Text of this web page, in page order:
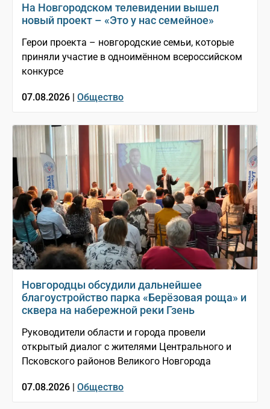
На Новгородском телевидении вышел
новый проект – «Это у нас семейное»
Герои проекта – новгородские семьи, которые
приняли участие в одноимённом всероссийском
конкурсе
07.08.2026 | Общество
Новгородцы обсудили дальнейшее
благоустройство парка «Берёзовая роща» и
сквера на набережной реки Гзень
Руководители области и города провели
открытый диалог с жителями Центрального и
Псковского районов Великого Новгорода
07.08.2026 | Общество